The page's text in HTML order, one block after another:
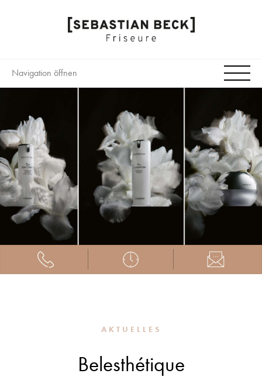
Navigation öffnen
AKTUELLES
Belesthétique